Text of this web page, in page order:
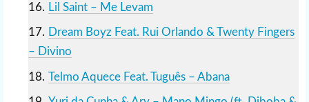
Lil Saint – Me Levam
Dream Boyz Feat. Rui Orlando & Twenty Fingers
– Divino
Telmo Aquece Feat. Tuguês – Abana